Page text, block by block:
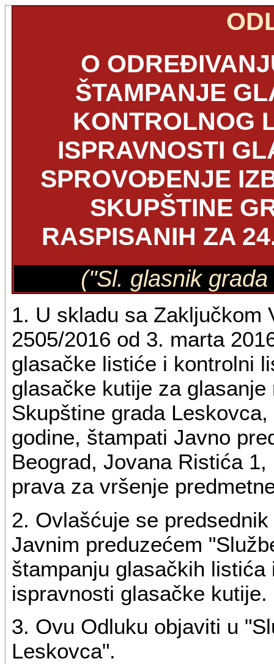
O
ŠTAMPANJE
KONTROLNOG
ISPRAVNOSTI
SPROVOĐENJE
SKUPŠTINE
RASPISANIH ZA
("Sl. glasnik
1. U skladu sa Zaključkom
2505/2016 od 3. marta
glasačke listiće i kontrolni
glasačke kutije za
Skupštine grada
godine, štampati Javno
Beograd, Jovana Ristića
prava za vršenje
2. Ovlašćuje se
Javnim preduzećem
štampanju glasačkih
ispravnosti glasačke kutije.
3. Ovu Odluku objaviti u
Leskovca".